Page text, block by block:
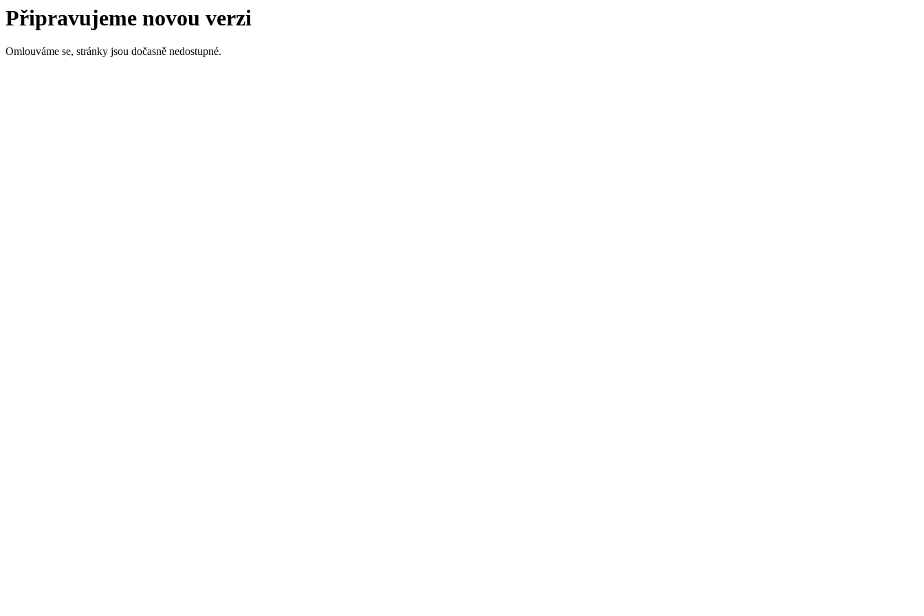
Připravujeme novou verzi
Omlouváme se, stránky jsou dočasně nedostupné.